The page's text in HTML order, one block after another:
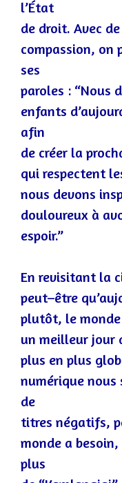
l’État
de droit. Avec
compassion, on
ses
paroles : “Nous
enfants
afin
de créer la
qui respectent
nous devons
douloureux à
espoir.”
En revisitant la
peut–être
plutôt, le monde
un meilleur jour
plus en plus
numérique
de
titres négatifs,
monde a besoin,
plus